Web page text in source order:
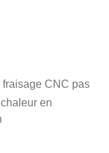
fraisage CNC pas
en